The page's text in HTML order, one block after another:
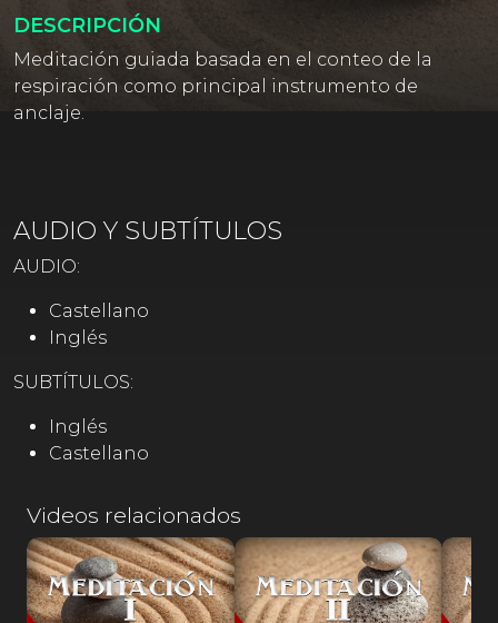
DESCRIPCIÓN
Meditación guiada basada en el conteo de la
respiración como principal instrumento de
anclaje.
AUDIO Y SUBTÍTULOS
AUDIO:
Castellano
Inglés
SUBTÍTULOS:
Inglés
Castellano
Videos relacionados